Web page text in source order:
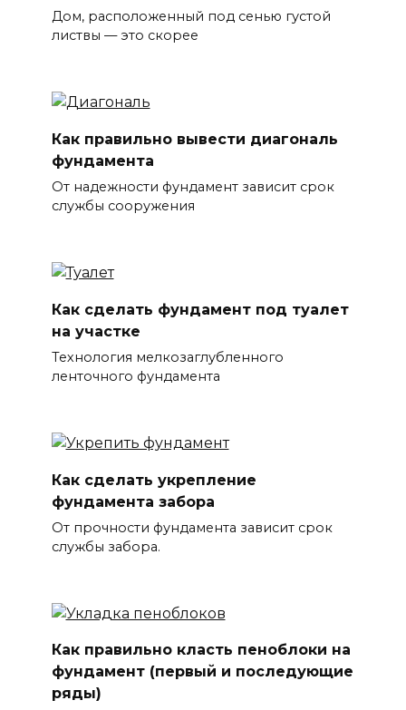
Дом, расположенный под сенью густой
листвы — это скорее
Как правильно вывести диагональ
фундамента
От надежности фундамент зависит срок
службы сооружения
Как сделать фундамент под туалет
на участке
Технология мелкозаглубленного
ленточного фундамента
Как сделать укрепление
фундамента забора
От прочности фундамента зависит срок
службы забора.
Как правильно класть пеноблоки на
фундамент (первый и последующие
ряды)